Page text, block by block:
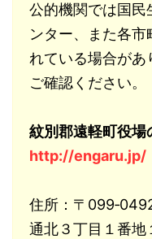
公的機関では国民
ンター、また各市
れている場合があ
ご確認ください。
紋別郡遠軽町役場
http://engaru.jp/
住所：〒
通北３丁目１番地